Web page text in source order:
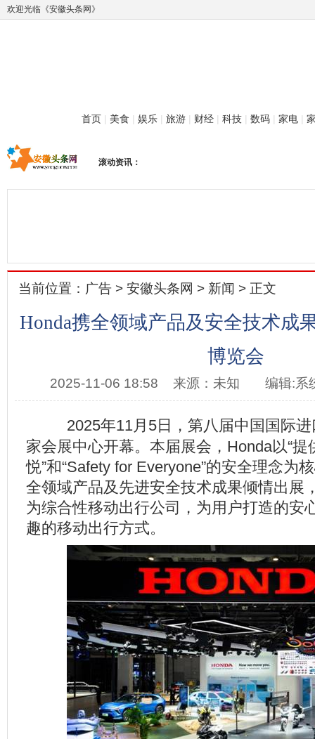
欢迎光临《安徽头条网》
首页 | 美食 | 娱乐 | 旅游 | 财经 | 科技 | 数码 | 家电 |
滚动资讯：
当前位置： 广告 > 安徽头条网 > 新闻 > 正文
Honda携全领域产品及安全技术成
博览会
2025-11-06 18:58 来源：未知 编辑:系
2025年11月5日，第八届中国国际
家会展中心开幕。本届展会，Honda以“提
悦”和“Safety for Everyone”的安全理念为
全领域产品及先进安全技术成果倾情出展
为综合性移动出行公司，为用户打造的安
趣的移动出行方式。